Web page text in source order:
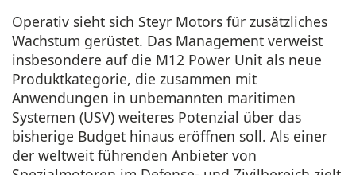
Operativ sieht sich Steyr Motors für zusätzliches
Wachstum gerüstet. Das Management verweist
insbesondere auf die M12 Power Unit als neue
Produktkategorie, die zusammen mit
Anwendungen in unbemannten maritimen
Systemen (USV) weiteres Potenzial über das
bisherige Budget hinaus eröffnen soll. Als einer
der weltweit führenden Anbieter von